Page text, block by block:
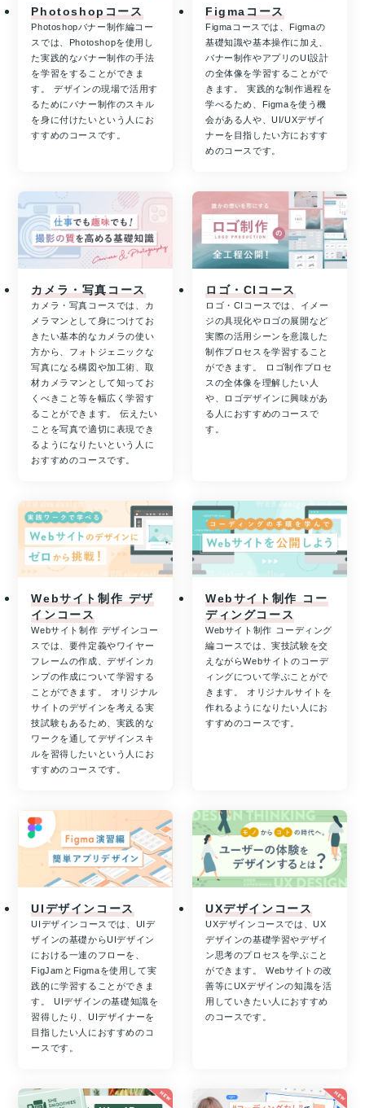
Photoshopコース
Photoshopバナー制作編コー
スでは、Photoshopを使用し
た実践的なバナー制作の手法
を学習をすることができま
す。 デザインの現場で活用す
るためにバナー制作のスキル
を身に付けたいという人にお
すすめのコースです。
Figmaコース
Figmaコースでは、Figmaの
基礎知識や基本操作に加え、
バナー制作やアプリのUI設計
の全体像を学習することがで
きます。 実践的な制作過程を
学べるため、Figmaを使う機
会がある人や、UI/UXデザイ
ナーを目指したい方におすす
めのコースです。
カメラ・写真コース
カメラ・写真コースでは、カ
メラマンとして身につけてお
きたい基本的なカメラの使い
方から、フォトジェニックな
写真になる構図や加工術、取
材カメラマンとして知ってお
くべきこと等を幅広く学習す
ることができます。 伝えたい
ことを写真で適切に表現でき
るようになりたいという人に
おすすめのコースです。
ロゴ・CIコース
ロゴ・CIコースでは、イメー
ジの具現化やロゴの展開など
実際の活用シーンを意識した
制作プロセスを学習すること
ができます。 ロゴ制作プロセ
スの全体像を理解したい人
や、ロゴデザインに興味があ
る人におすすめのコースで
す。
Webサイト制作 デザ
インコース
Webサイト制作 デザインコー
スでは、要件定義やワイヤー
フレームの作成、デザインカ
ンプの作成について学習する
ことができます。 オリジナル
サイトのデザインを考える実
技試験もあるため、実践的な
ワークを通してデザインスキ
ルを習得したいという人にお
すすめのコースです。
Webサイト制作 コー
ディングコース
Webサイト制作 コーディング
編コースでは、実技試験を交
えながらWebサイトのコーデ
ィングについて学ぶことがで
きます。 オリジナルサイトを
作れるようになりたい人にお
すすめのコースです。
UIデザインコース
UIデザインコースでは、UIデ
ザインの基礎からUIデザイン
における一連のフローを、
FigJamとFigmaを使用して実
践的に学習することができま
す。 UIデザインの基礎知識を
習得したり、UIデザイナーを
目指したい人におすすめのコ
ースです。
UXデザインコース
UXデザインコースでは、UX
デザインの基礎学習やデザイ
ン思考のプロセスを学ぶこと
ができます。 Webサイトの改
善等にUXデザインの知識を活
用していきたい人におすすめ
のコースです。